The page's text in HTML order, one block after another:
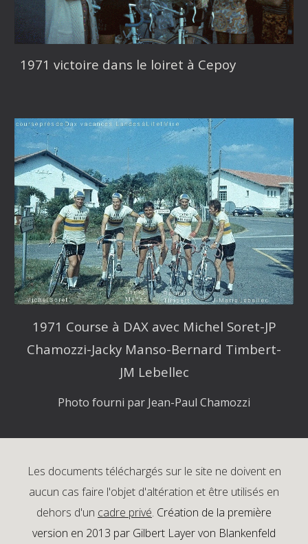
1971 victoire dans le loiret à Cepoy
1971 Course à DAX avec Michel Soret-JP
Chamozzi-Jacky Manso-Bernard Timbert-
JM Lebellec
Photo fourni par Jean-Paul Chamozzi
Les documents téléchargés sur le site ne doivent en
aucun cas faire l'objet d'altération et être utilisés en
dehors d'un cadre privé. Création de la première
version en 2013 par Gilbert Layer von Blankenfeld